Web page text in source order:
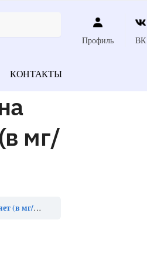
Профиль ВК
КОНТАКТЫ
мг/
мг/сут)»